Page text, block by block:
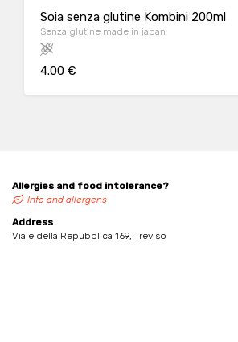
Soia senza glutine Kombini 200ml
Senza glutine made in japan
4.00 €
Allergies and food intolerance?
Info and allergens
Address
Viale della Repubblica 169, Treviso